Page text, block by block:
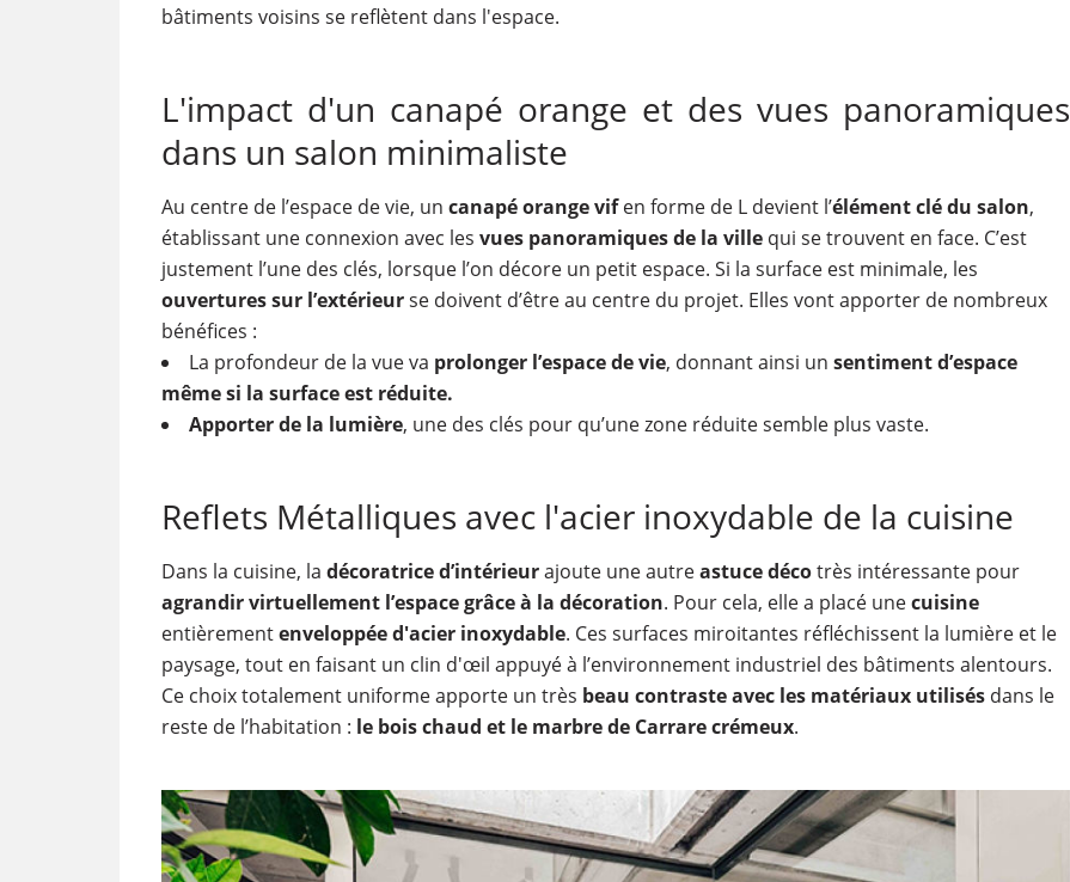
bâtiments voisins se reflètent dans l'espace.
L'impact d'un canapé orange et des vues panoramiques
dans un salon minimaliste
Au centre de l’espace de vie, un canapé orange vifen forme de L devient l’élément clé du salon,
établissant une connexion avec les vues panoramiques de la villequi se trouvent en face. C’est
justement l’une des clés, lorsque l’on décore un petit espace. Si la surface est minimale, les
ouvertures sur l’extérieurse doivent d’être au centre du projet. Elles vont apporter de nombreux
bénéfices :
La profondeur de la vue va prolonger l’espace de vie, donnant ainsi un sentiment d’espace
même si la surface est réduite.
Apporter de la lumière, une des clés pour qu’une zone réduite semble plus vaste.
Reflets Métalliques avec l'acier inoxydable de la cuisine
Dans la cuisine, la décoratrice d’intérieurajoute une autreastuce décotrès intéressante pour
agrandir virtuellement l’espace grâce à la décoration. Pour cela, elle a placé unecuisine
entièrementenveloppée d'acier inoxydable. Ces surfaces miroitantes réfléchissent la lumière et le
paysage, tout en faisant un clin d'œil appuyé à l’environnement industriel des bâtiments alentours.
Ce choix totalement uniforme apporte un très beau contraste avec les matériaux utilisésdans le
reste de l’habitation : le bois chaud et le marbre de Carrare crémeux.